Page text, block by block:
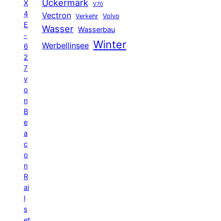
X
4
E
-
6
2
7
v
o
n
B
e
a
c
o
n
R
ai
l
s
Uckermark V70
Vectron Verkehr Volvo
Wasser Wasserbau
Werbellinsee Winter